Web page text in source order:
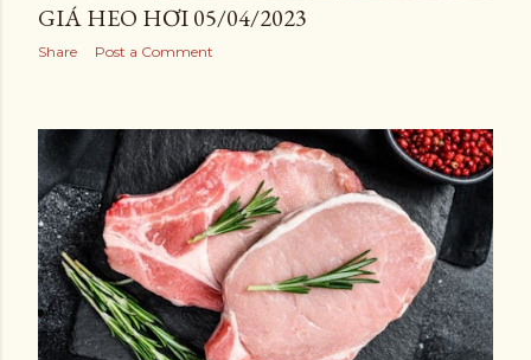
GIÁ HEO HƠI 05/04/2023
Share Post a Comment